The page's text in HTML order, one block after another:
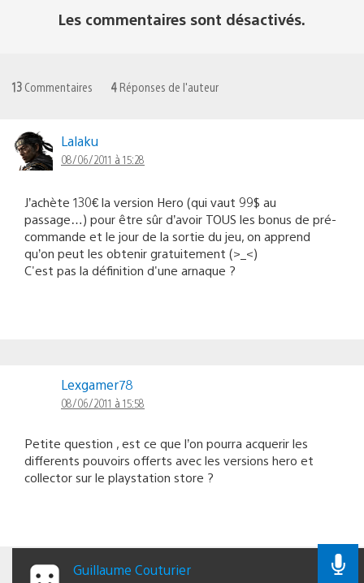
Les commentaires sont désactivés.
13 Commentaires 4 Réponses de l'auteur
Lalaku
08/06/2011 à 15:28
J’achète 130€ la version Hero (qui vaut 99$ au
passage…) pour être sûr d’avoir TOUS les bonus de pré-
commande et le jour de la sortie du jeu, on apprend
qu’on peut les obtenir gratuitement (>_<)
C'est pas la définition d'une arnaque ?
Lexgamer78
08/06/2011 à 15:58
Petite question , est ce que l’on pourra acquerir les
differents pouvoirs offerts avec les versions hero et
collector sur le playstation store ?
Guillaume Couturier